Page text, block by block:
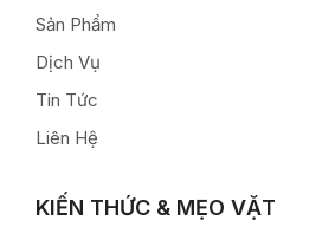
Sản Phẩm
Dịch Vụ
Tin Tức
Liên Hệ
KIẾN THỨC & MẸO VẶT